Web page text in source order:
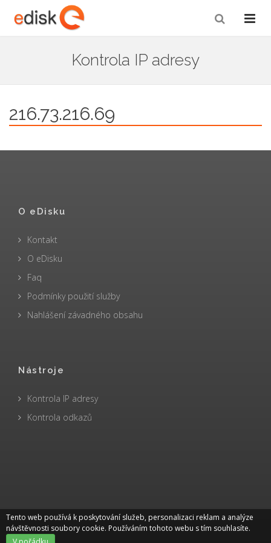
Kontrola IP adresy
216.73.216.69
O eDisku
Kontakt
O eDisku
Faq
Podmínky použití služby
Nahlášení závadného obsahu
Nástroje
Kontrola IP adresy
Kontrola odkazů
Tento web používá k poskytování služeb, personalizaci reklam a analýze
návštěvnosti soubory cookie. Používáním tohoto webu s tím souhlasíte.